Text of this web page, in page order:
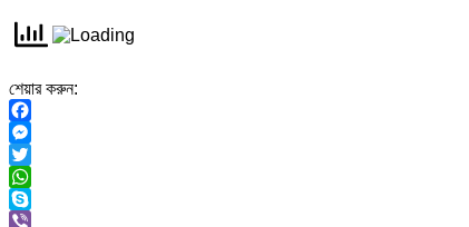
শেয়ার করুন:
Facebook
Messenger
Twitter
WhatsApp
Skype